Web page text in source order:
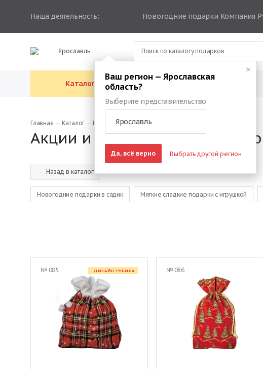
Наша деятельность: Новогодние подарки Компания
Ярославль
Ваш регион — Ярославская
область?
Выберите представительство
Ярославль
Да, всё верно Выбрать другой регион
Каталог подарков
Главная Каталог Подарки со скидками
Акции и скидки на сладкие
Назад в каталог
Новогодние подарки в садик Мягкие сладкие подарки с игрушкой
Сладкие подарки в различной упаковке Сладкий набор для мальчика
Сладкие подарки до 500 руб. Новогодние подарки до 1000 руб.
Новогодние подарки в сундучках Новогодние рождественские подарки
Социальные подарки
№ 085 ДИЗАЙН РУБИНА № 086